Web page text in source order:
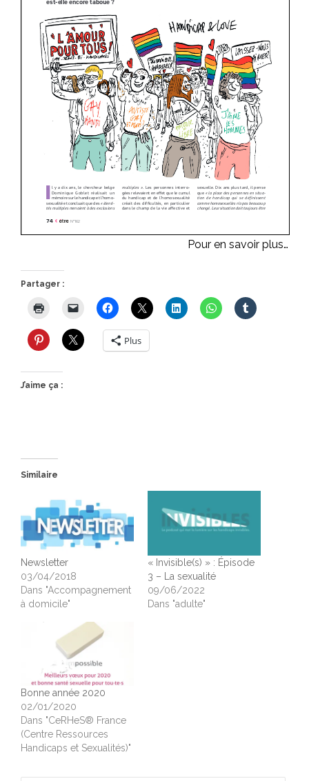
Pour en savoir plus…
Partager :
Plus
J’aime ça :
Similaire
Newsletter
03/04/2018
Dans "Accompagnement
à domicile"
« Invisible(s) » : Épisode
3 – La sexualité
09/06/2022
Dans "adulte"
Bonne année 2020
02/01/2020
Dans "CeRHeS® France
(Centre Ressources
Handicaps et Sexualités)"